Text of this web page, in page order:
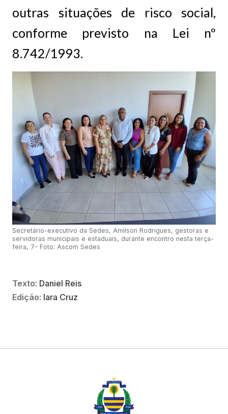
outras situações de risco social,
conforme previsto na Lei nº
8.742/1993.
Secretário-executivo da Sedes, Amilson Rodrigues, gestoras e
servidoras municipais e estaduais, durante encontro nesta terça-
feira, 7- Foto: Ascom Sedes
Texto: Daniel Reis
Edição: Iara Cruz